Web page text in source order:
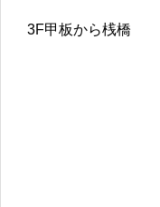
3F甲板から桟橋